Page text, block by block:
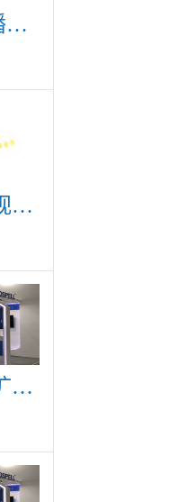
2025年Cabsat迪拜广播电视展
2026中国国际广播电视信息网络展览会展
高斯贝尔产品线全面扩展，众多新产品亮相CommunicAsia 2019